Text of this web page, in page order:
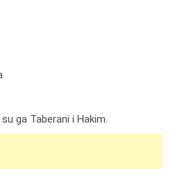
su ga Taberani i Hakim.